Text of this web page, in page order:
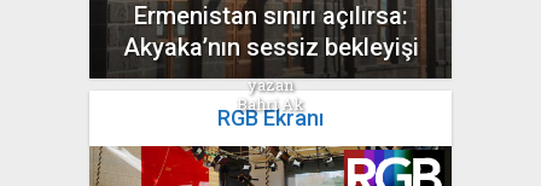
Ermenistan sınırı açılırsa:
Akyaka’nın sessiz bekleyişi
yazan
Bahri Ak
RGB Ekranı